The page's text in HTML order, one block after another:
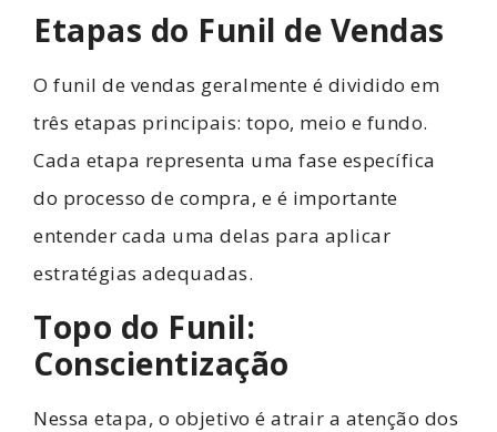
Etapas do Funil de Vendas
O funil de vendas geralmente é dividido em
três etapas principais: topo, meio e fundo.
Cada etapa representa uma fase específica
do processo de compra, e é importante
entender cada uma delas para aplicar
estratégias adequadas.
Topo do Funil:
Conscientização
Nessa etapa, o objetivo é atrair a atenção dos